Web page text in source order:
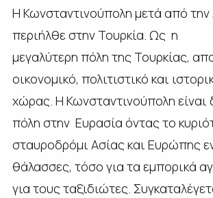
Η Κωνσταντινούπολη μετά από
περιήλθε στην Τουρκία. Ως η
μεγαλύτερη πόλη της Τουρκίας,
οικονομικό, πολιτιστικό και
χώρας. Η Κωνσταντινούπολη είναι
πόλη στην Ευρασία όντας το
σταυροδρόμι Ασίας και Ευρώπης
θάλασσες, τόσο για τα εμπορικά
για τους ταξιδιώτες.